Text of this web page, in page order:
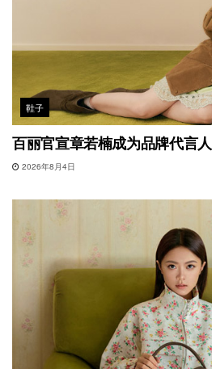
鞋子
百丽官宣章若楠成为品牌代言人
2026年8月4日